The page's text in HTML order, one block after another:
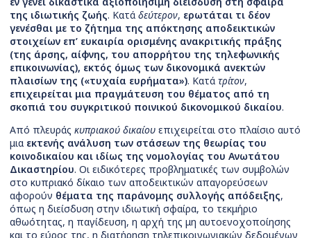
της ιδιωτικής ζωής. Κατά δεύτερον, ερωτάται τι δέον
γενέσθαι με το ζήτημα της απόκτησης αποδεικτικών
στοιχείων επ’ ευκαιρία ορισμένης ανακριτικής πράξης
(της άρσης, αίφνης, του απορρήτου της τηλεφωνικής
επικοινωνίας), εκτός όμως των δικονομικά ανεκτών
πλαισίων της («τυχαία ευρήματα»). Κατά τρίτον,
επιχειρείται μια πραγμάτευση του θέματος από τη
σκοπιά του συγκριτικού ποινικού δικονομικού δικαίου.
Από πλευράς κυπριακού δικαίου επιχειρείται στο πλαίσιο αυτό
μια εκτενής ανάλυση των στάσεων της θεωρίας του
κοινοδικαίου και ιδίως της νομολογίας του Ανωτάτου
Δικαστηρίου. Οι ειδικότερες προβληματικές των συμβολών
στο κυπριακό δίκαιο των αποδεικτικών απαγορεύσεων
αφορούν θέματα της παράνομης συλλογής απόδειξης,
όπως η διείσδυση στην ιδιωτική σφαίρα, το τεκμήριο
αθωότητας, η παγίδευση, η αρχή της μη αυτοενοχοποίησης
και το εύρος της, η διατήρηση τηλεπικοινωνιακών δεδομένων